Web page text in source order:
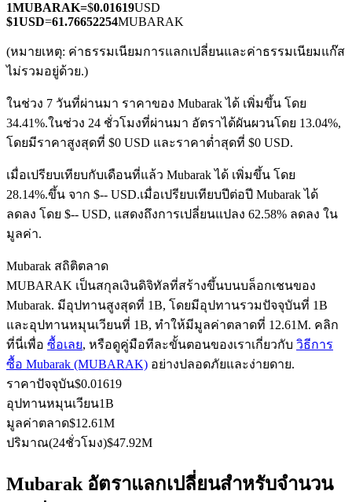
ฟิวเจอร์ส USDC
ฟิวเจอร์สที่ใช้ USDC เป็นหลักประกัน
คัดลอกการซื้อขาย
เข้าร่วมกับเทรดเดอร์ชั้นนำ
1MUBARAK=$0.01619USD
$1USD=61.76652254MUBARAK
(หมายเหตุ: ค่าธรรมเนียมการแลกเปลี่ยนและค่าธรรมเนียมแก๊ส
ไม่รวมอยู่ด้วย.)
ในช่วง 7 วันที่ผ่านมา ราคาของ Mubarak ได้ เพิ่มขึ้น โดย
34.41%.ในช่วง 24 ชั่วโมงที่ผ่านมา อัตราได้ผันผวนโดย 13.04%,
โดยมีราคาสูงสุดที่ $0 USD และราคาต่ำสุดที่ $0 USD.
เมื่อเปรียบเทียบกับเดือนที่แล้ว Mubarak ได้ เพิ่มขึ้น โดย
28.14%.ขึ้น จาก $-- USD.เมื่อเปรียบเทียบปีต่อปี Mubarak ได้
ลดลง โดย $-- USD, แสดงถึงการเปลี่ยนแปลง 62.58% ลดลง ใน
มูลค่า.
Mubarak สถิติตลาด
MUBARAK เป็นสกุลเงินดิจิทัลที่สร้างขึ้นบนบล็อกเชนของ
Mubarak. มีอุปทานสูงสุดที่ 1B, โดยมีอุปทานรวมปัจจุบันที่ 1B
และอุปทานหมุนเวียนที่ 1B, ทำให้มีมูลค่าตลาดที่ 12.61M. คลิก
ที่นี่เพื่อ ซื้อเลย, หรือดูคู่มือทีละขั้นตอนของเราเกี่ยวกับ วิธีการ
ซื้อ Mubarak (MUBARAK) อย่างปลอดภัยและง่ายดาย.
ราคาปัจจุบัน$0.01619
อุปทานหมุนเวียน1B
มูลค่าตลาด$12.61M
ปริมาณ(24ชั่วโมง)$47.92M
Mubarak อัตราแลกเปลี่ยนสำหรับจำนวน